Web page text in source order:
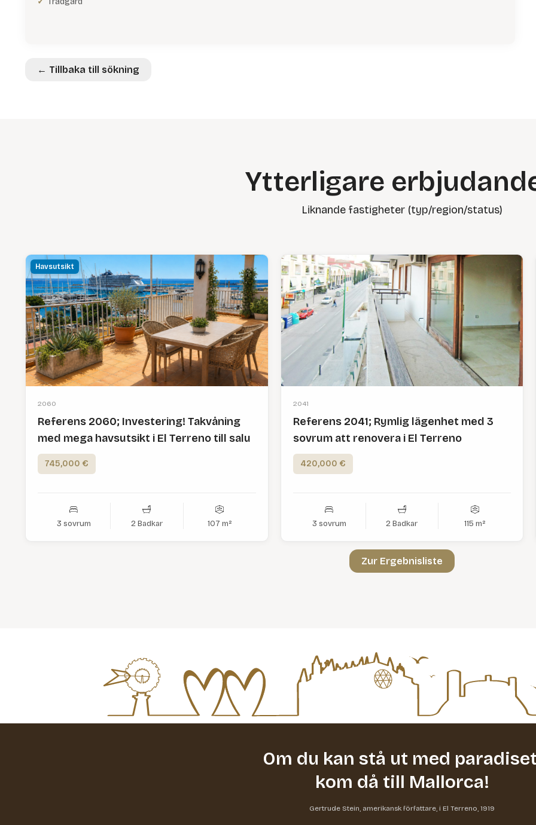
← Tillbaka till sökning
Ytterligare
Liknande fastigheter (typ/region/status)
Havsutsikt
2060
Referens 2060; Investering! Takvåning
med mega havsutsikt i El Terreno till salu
745,000 €
3 sovrum 2 Badkar 107 m²
2041
Referens 2041; Rymlig lägenhet med 3
sovrum att renovera i El Terreno
420,000 €
3 sovrum 2 Badkar 115 m²
Zur Ergebnisliste
Om du kan stå ut med
kom då till Mallorca!
Gertrude Stein, amerikansk författare, i El Terreno, 1919